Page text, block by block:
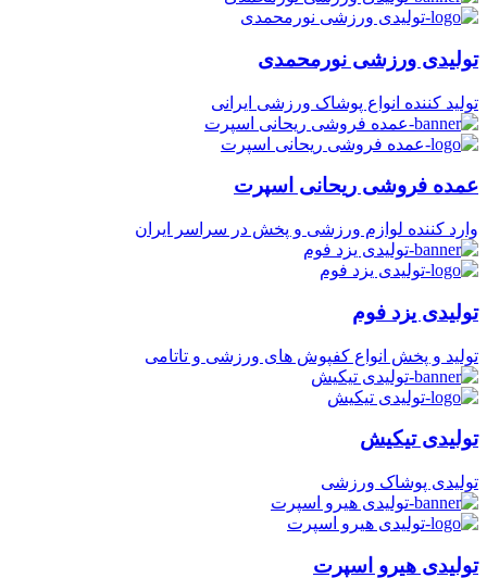
تولیدی ورزشی نورمحمدی
تولید کننده انواع پوشاک ورزشی ایرانی
عمده فروشی ریحانی اسپرت
وارد کننده لوازم ورزشی و پخش در سراسر ایران
تولیدی یزد فوم
تولید و پخش انواع کفپوش های ورزشی و تاتامی
تولیدی تیکیش
تولیدی پوشاک ورزشی
تولیدی هیرو اسپرت